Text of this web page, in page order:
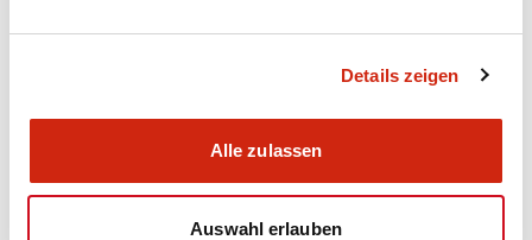
Details zeigen
Alle zulassen
Auswahl erlauben
Dokumente und Dateien